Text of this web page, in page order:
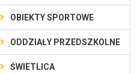
OBIEKTY SPORTOWE
ODDZIAŁY PRZEDSZKOLNE
ŚWIETLICA